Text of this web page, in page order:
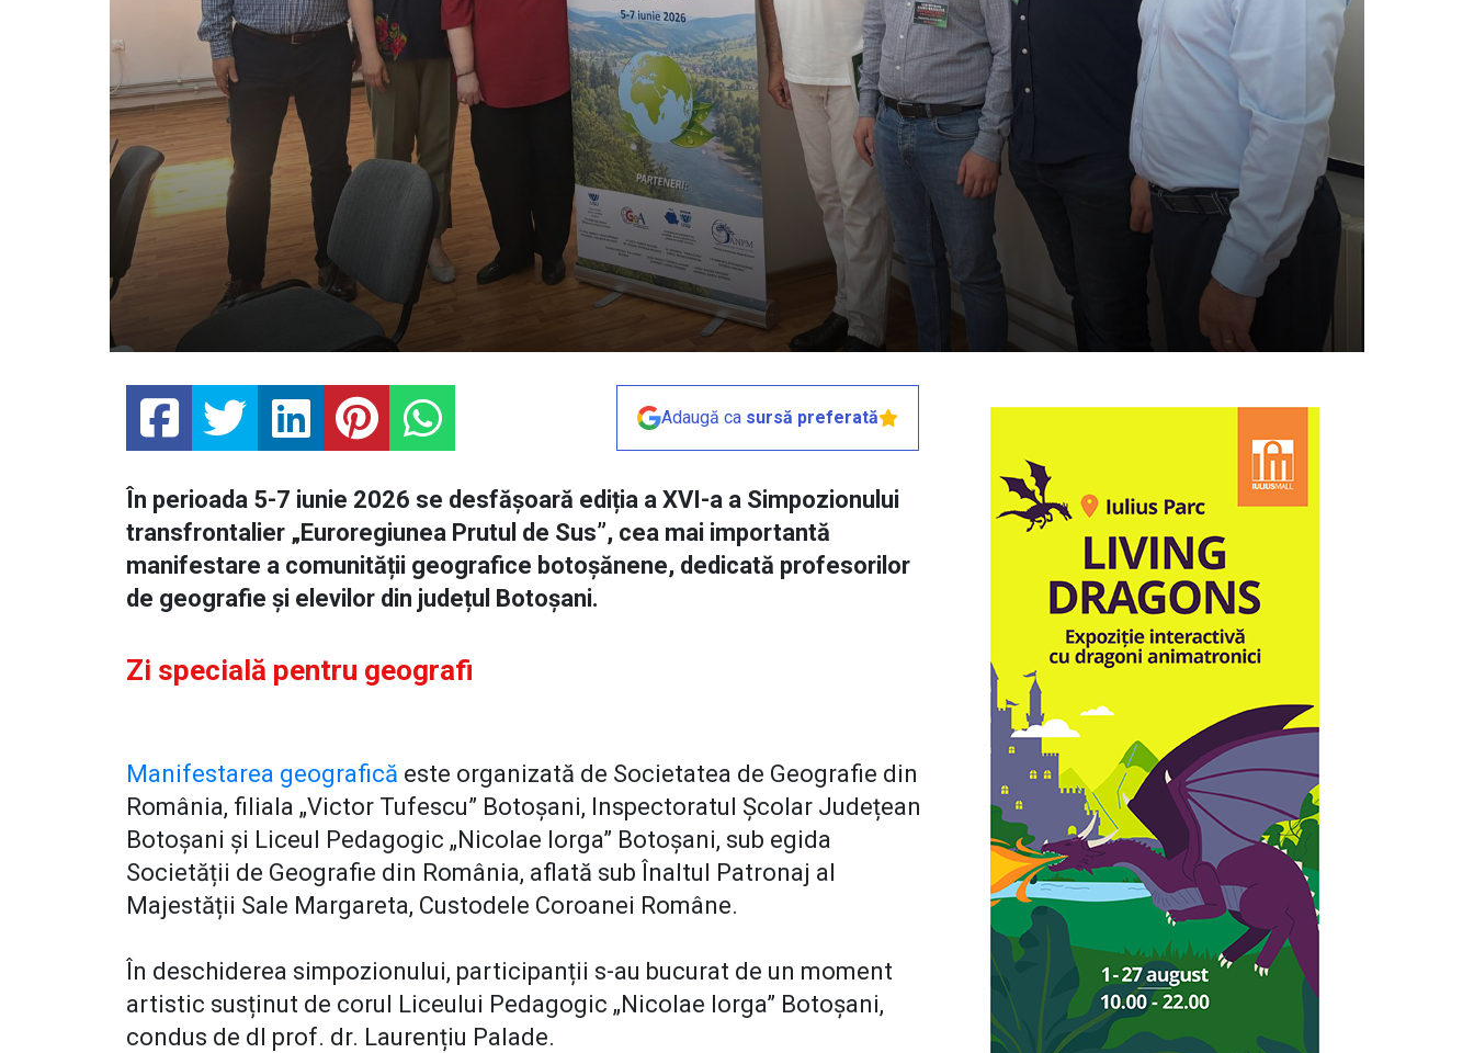
Adaugă ca sursă preferată
În perioada 5-7 iunie 2026 se desfășoară ediția a XVI-a a Simpozionului
transfrontalier „Euroregiunea Prutul de Sus”, cea mai importantă
manifestare a comunității geografice botoșănene, dedicată profesorilor
de geografie și elevilor din județul Botoșani.
Zi specială pentru geografi
Manifestarea geografică este organizată de Societatea de Geografie din
România, filiala „Victor Tufescu” Botoșani, Inspectoratul Școlar Județean
Botoșani și Liceul Pedagogic „Nicolae Iorga” Botoșani, sub egida
Societății de Geografie din România, aflată sub Înaltul Patronaj al
Majestății Sale Margareta, Custodele Coroanei Române.
În deschiderea simpozionului, participanții s-au bucurat de un moment
artistic susținut de corul Liceului Pedagogic „Nicolae Iorga” Botoșani,
condus de dl prof. dr. Laurențiu Palade.